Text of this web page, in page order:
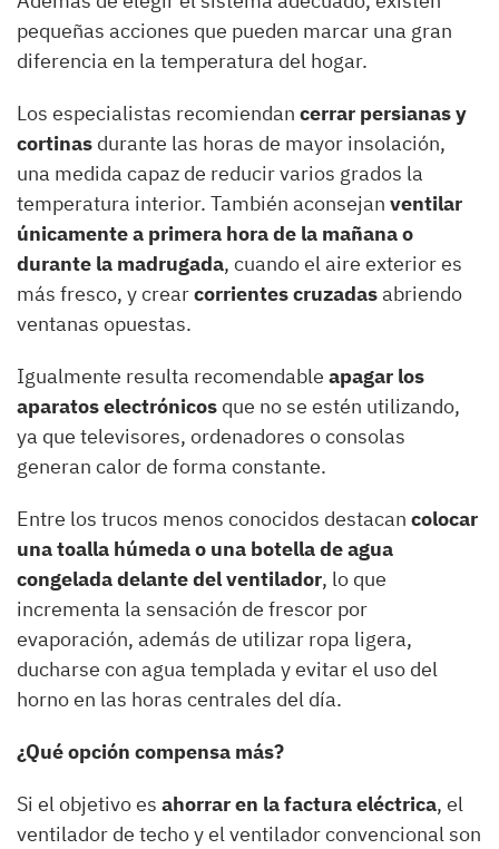
pequeñas acciones que pueden marcar una gran
diferencia en la temperatura del hogar.
Los especialistas recomiendan cerrar persianas y
cortinas durante las horas de mayor insolación,
una medida capaz de reducir varios grados la
temperatura interior. También aconsejan ventilar
únicamente a primera hora de la mañana o
durante la madrugada, cuando el aire exterior es
más fresco, y crearcorrientes cruzadasabriendo
ventanas opuestas.
Igualmente resulta recomendable apagar los
aparatos electrónicos que no se estén utilizando,
ya que televisores, ordenadores o consolas
generan calor de forma constante.
Entre los trucos menos conocidos destacan colocar
una toalla húmeda o una botella de agua
congelada delante del ventilador, lo que
incrementa la sensación de frescor por
evaporación, además de utilizar ropa ligera,
ducharse con agua templada y evitar el uso del
horno en las horas centrales del día.
¿Qué opción compensa más?
Si el objetivo es ahorrar en la factura eléctrica, el
ventilador de techo y el ventilador convencional son